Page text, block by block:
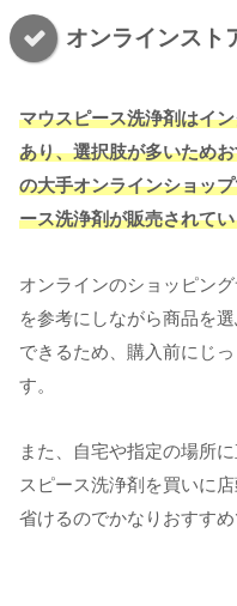
オンラインスト
マウスピース洗浄剤はイ
あり、選択肢が多いため
の大手オンラインショッ
ース洗浄剤が販売されて
オンラインのショッピン
を参考にしながら商品を
できるため、購入前にじ
す。
また、自宅や指定の場所
スピース洗浄剤を買いに
省けるのでかなりおすすめ